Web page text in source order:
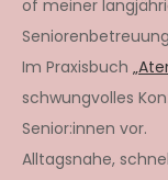
of meiner
Im Praxisbuch
schwungvolles
Senior:innen vor.
Alltagsnahe,